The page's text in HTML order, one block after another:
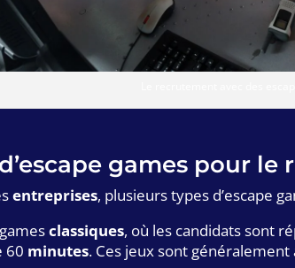
games pour
entreprises, plusieurs types d’escape
classiques, où les candidats sont
60 minutes. Ces jeux sont